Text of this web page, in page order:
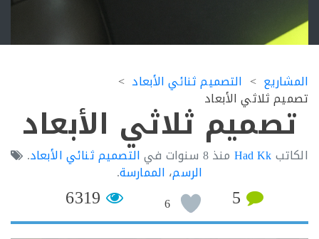
التصميم ثنائي الأبعاد
ثلاثي الأبعادثلاثي الأبعاد
Had Kkمنذ8 سنوات فيالتصميم ثنائي الأبعاد.
،الممارسة.
5
6
6319